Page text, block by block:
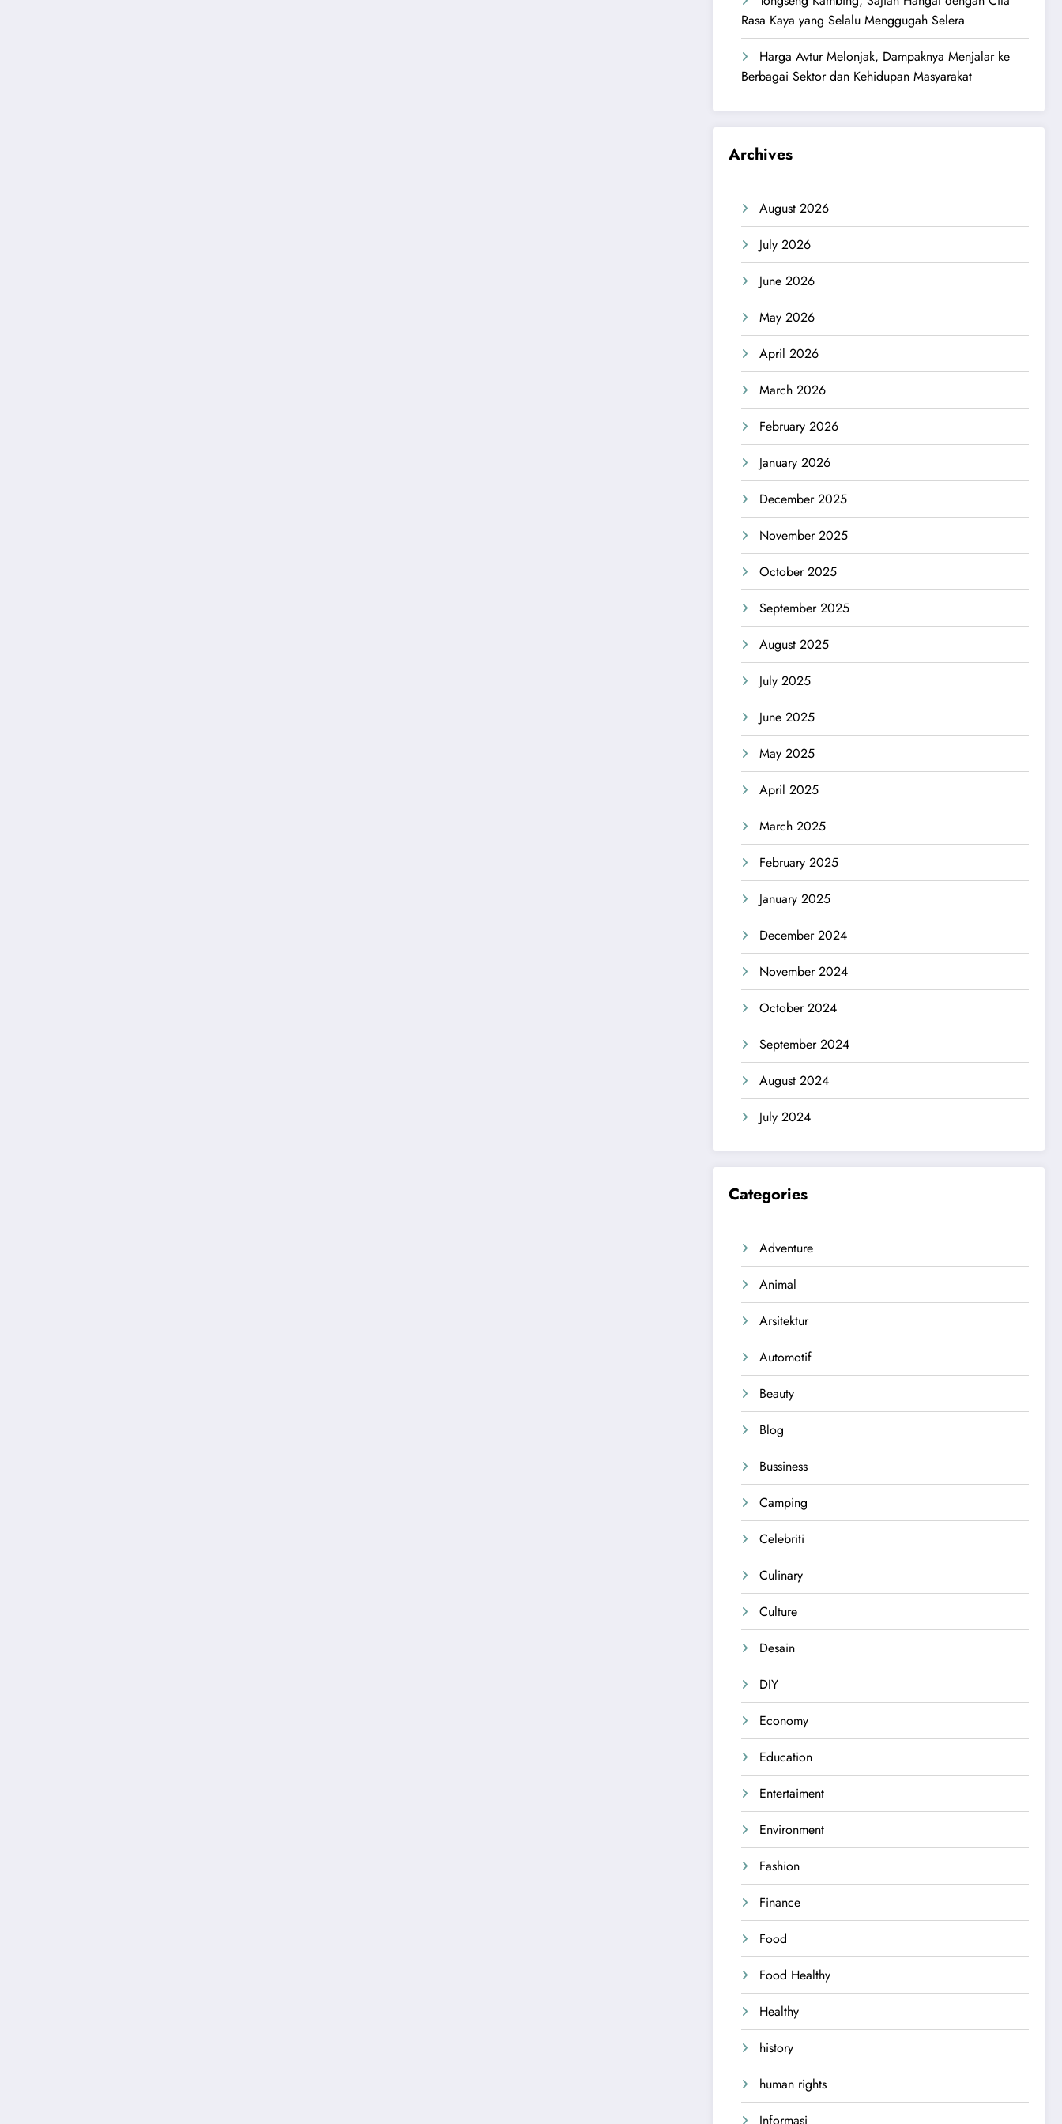
Rasa Kaya yang Selalu Menggugah Selera
Harga Avtur Melonjak, Dampaknya Menjalar ke
Berbagai Sektor dan Kehidupan Masyarakat
Archives
August 2026
July 2026
June 2026
May 2026
April 2026
March 2026
February 2026
January 2026
December 2025
November 2025
October 2025
September 2025
August 2025
July 2025
June 2025
May 2025
April 2025
March 2025
February 2025
January 2025
December 2024
November 2024
October 2024
September 2024
August 2024
July 2024
Categories
Adventure
Animal
Arsitektur
Automotif
Beauty
Blog
Bussiness
Camping
Celebriti
Culinary
Culture
Desain
DIY
Economy
Education
Entertaiment
Environment
Fashion
Finance
Food
Food Healthy
Healthy
history
human rights